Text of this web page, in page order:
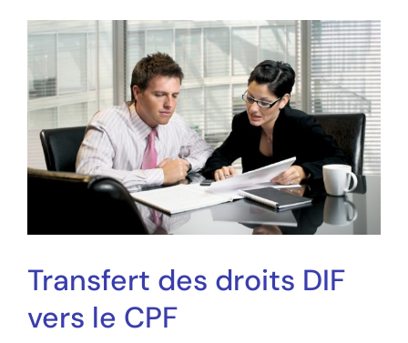
Transfert des droits DIF
vers le CPF